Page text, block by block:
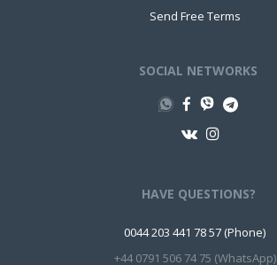
Send Free Terms
SOCIAL NETWORKS
HAVE QUESTIONS?
0044 203 441 78 57 (Phone)
+44 0791 506 74 75 (WhatsApp)